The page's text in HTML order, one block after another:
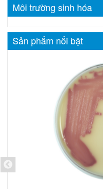
Môi trường sinh hóa
Sản phẩm nổi bật